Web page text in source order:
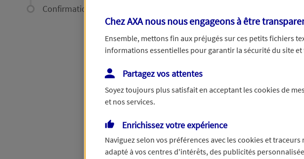
Confirmation
Votre message :
Vous disposez de droits sur les informations vous
Chez AXA nous nous engageons à être
Ensemble, mettons fin aux préjugés sur ces petits fichiers
informations essentielles pour garantir la sécurité du site
Partagez vos attentes
Soyez toujours plus satisfait en acceptant les cookies de
et nos services.
Enrichissez votre expérience
Naviguez selon vos préférences avec les cookies et traceurs
adapté à vos centres d'intérêts, des publicités